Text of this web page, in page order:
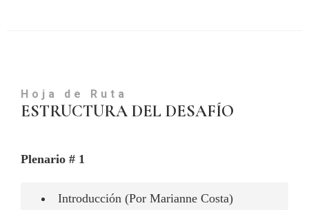
Hoja de Ruta
ESTRUCTURA DEL DESAFÍO
Plenario # 1
Introducción (Por Marianne Costa)